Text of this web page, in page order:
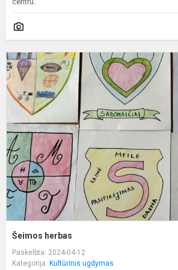
Šeimos herbas
Paskelbta: 2024-04-12
Kategorija: Kultūrinis ugdymas